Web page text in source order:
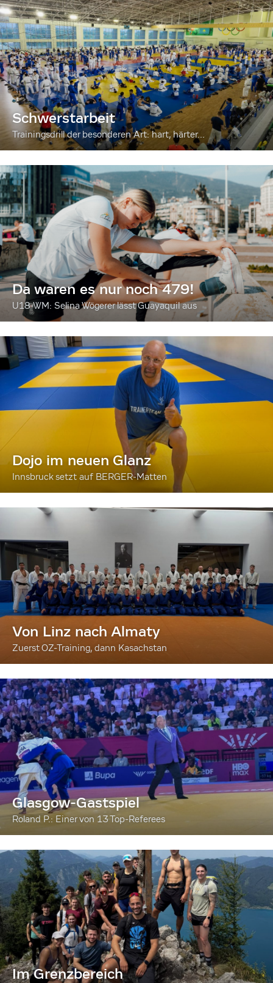
Schwerstarbeit
Trainingsdrill der besonderen Art: hart, härter...
Da waren es nur noch 479!
U18-WM: Selina Wögerer lässt Guayaquil aus
Dojo im neuen Glanz
Innsbruck setzt auf BERGER-Matten
Von Linz nach Almaty
Zuerst OZ-Training, dann Kasachstan
Glasgow-Gastspiel
Roland P.: Einer von 13 Top-Referees
Im Grenzbereich